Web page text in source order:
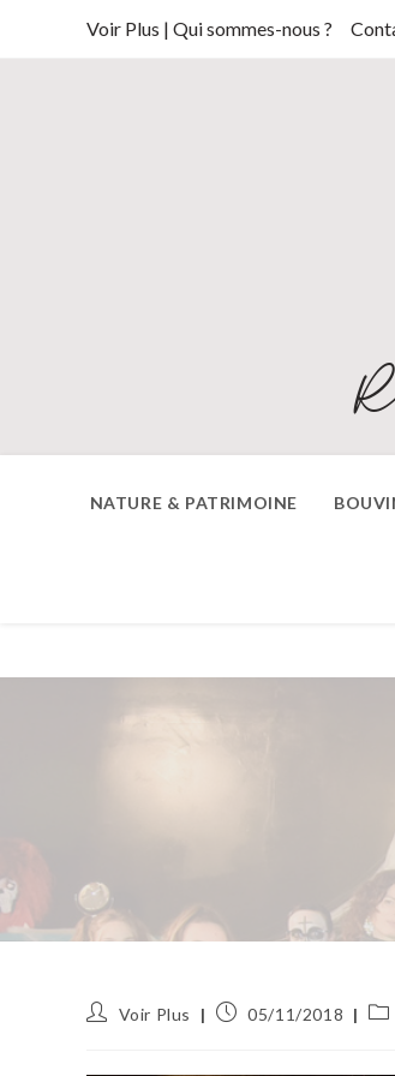
Voir Plus | Qui sommes-nous ?
NATURE & PATRIMOINE
Auteur/autrice
Voir Plus
Publication
05/11/2018